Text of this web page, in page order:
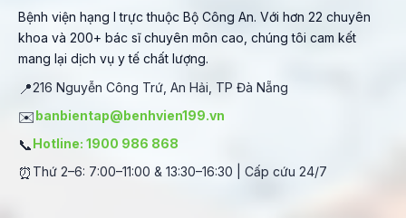
Bệnh viện hạng I trực thuộc Bộ Công An. Với hơn 22 chuyên
khoa và 200+ bác sĩ chuyên môn cao, chúng tôi cam kết
mang lại dịch vụ y tế chất lượng.
📍216 Nguyễn Công Trứ, An Hải, TP Đà Nẵng
✉️banbientap@benhvien199.vn
📞Hotline: 1900 986 868
⏰ Thứ 2–6: 7:00–11:00 & 13:30–16:30 | Cấp cứu 24/7